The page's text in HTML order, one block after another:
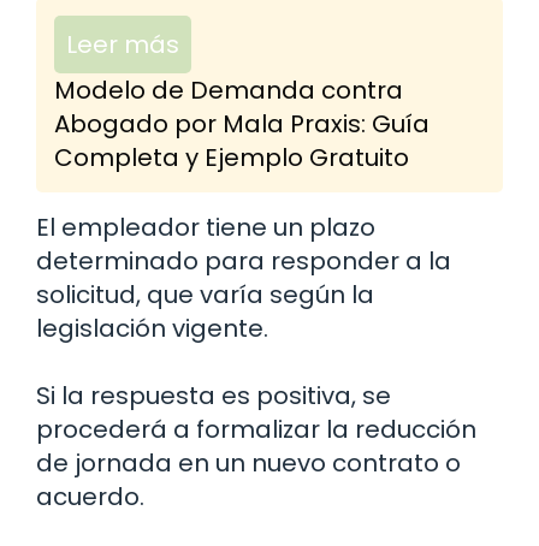
Leer más
Modelo de Demanda contra
Abogado por Mala Praxis: Guía
Completa y Ejemplo Gratuito
El empleador tiene un plazo
determinado para responder a la
solicitud, que varía según la
legislación vigente.
Si la respuesta es positiva, se
procederá a formalizar la reducción
de jornada en un nuevo contrato o
acuerdo.